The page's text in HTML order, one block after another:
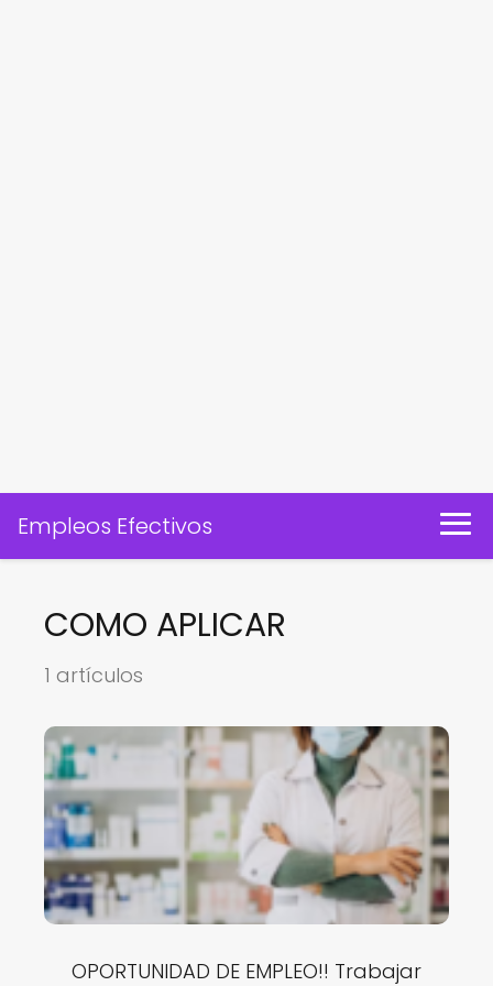
Empleos Efectivos
COMO APLICAR
1 artículos
OPORTUNIDAD DE EMPLEO!! Trabajar